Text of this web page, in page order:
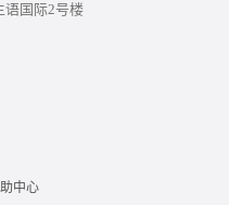
语国际2号楼
中心